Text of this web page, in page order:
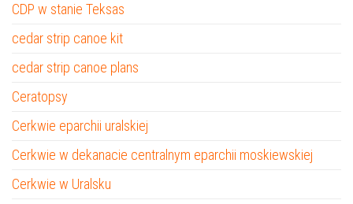
CDP w stanie Teksas
cedar strip canoe kit
cedar strip canoe plans
Ceratopsy
Cerkwie eparchii uralskiej
Cerkwie w dekanacie centralnym eparchii moskiewskiej
Cerkwie w Uralsku